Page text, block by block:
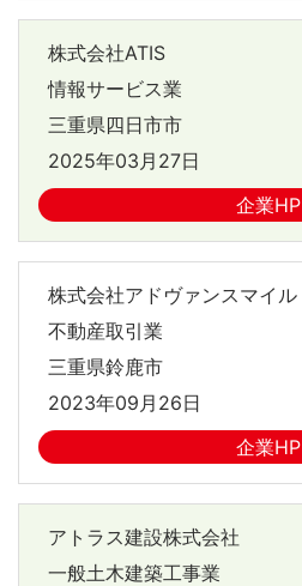
株式会社ATIS
情報サービス業
三重県四日市市
2025年03月27日
企業HP
株式会社アドヴァンスマイル
不動産取引業
三重県鈴鹿市
2023年09月26日
企業HP
アトラス建設株式会社
一般土木建築工事業